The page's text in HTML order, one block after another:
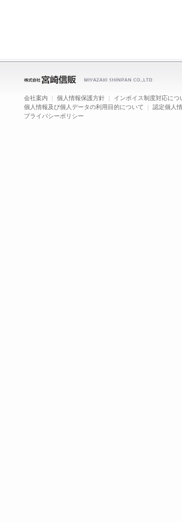
会社案内 | 個人情報保護方針 | インボイス制度対応につ
個人情報及び個人データの利用目的について | 認定個人
プライバシーポリシー